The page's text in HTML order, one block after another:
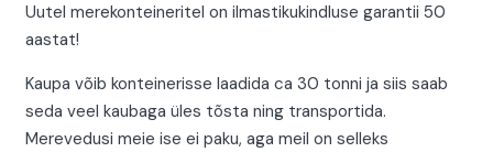
Uutel merekonteineritel on ilmastikukindluse garantii 50
aastat!
Kaupa võib konteinerisse laadida ca 30 tonni ja siis saab
seda veel kaubaga üles tõsta ning transportida.
Merevedusi meie ise ei paku, aga meil on selleks